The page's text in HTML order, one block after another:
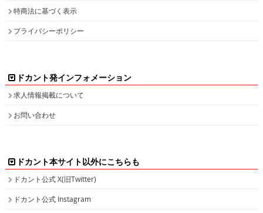
特商法に基づく表示
プライバシーポリシー
ドカント発インフォメーション
求人情報掲載について
お問い合わせ
ドカント本サイト以外にこちらも
ドカント公式 X(旧Twitter)
ドカント公式 Instagram